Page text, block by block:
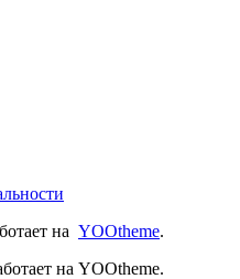
на YOOtheme.
на YOOtheme.